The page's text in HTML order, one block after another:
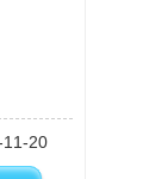
11-20